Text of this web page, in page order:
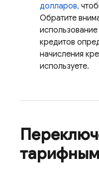
долларов,
Обратите
кредитов
начисления
используете.